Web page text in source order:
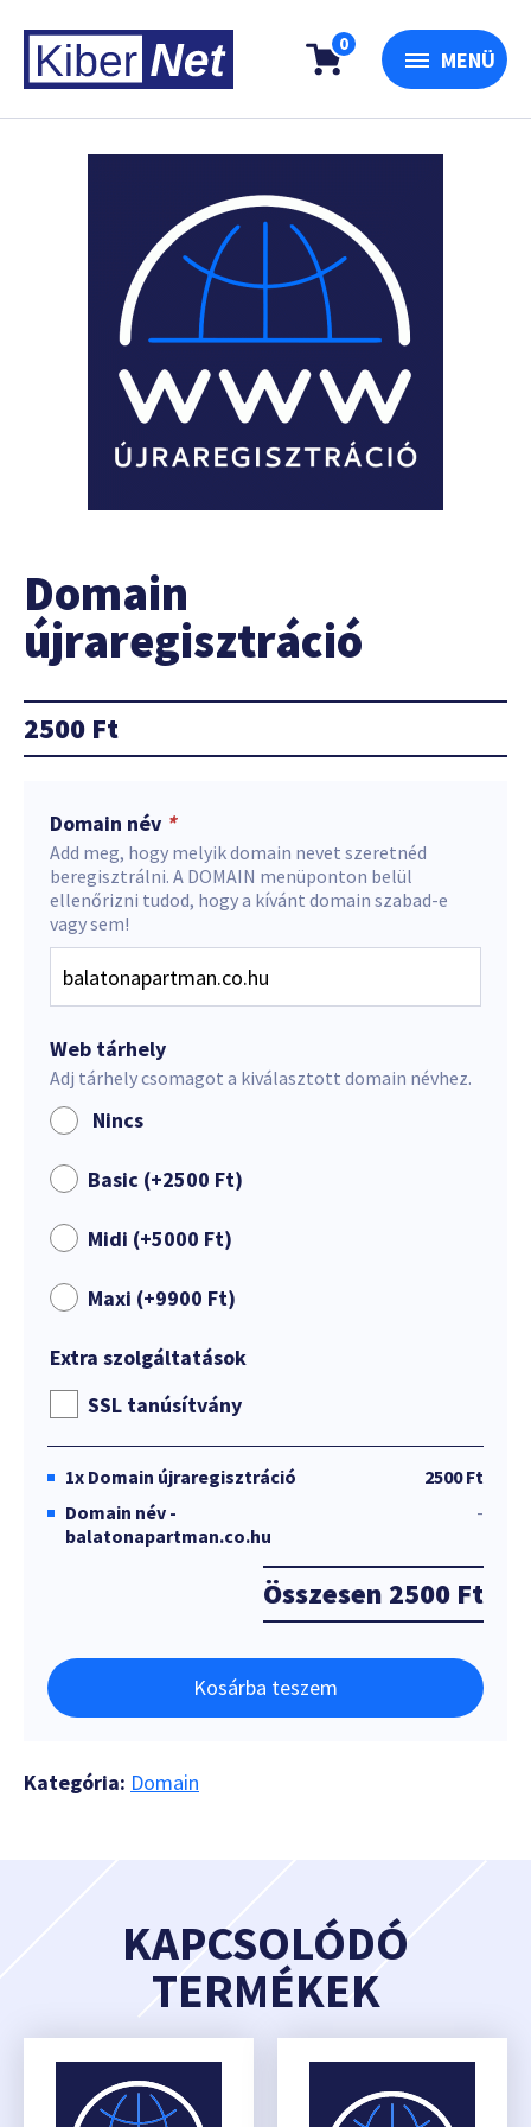
0
MENÜ
Domain
újraregisztráció
2500 Ft
Domain név *
Add meg, hogy melyik domain nevet szeretnéd
beregisztrálni. A DOMAIN menüponton belül
ellenőrizni tudod, hogy a kívánt domain szabad-e
vagy sem!
Web tárhely
Adj tárhely csomagot a kiválasztott domain névhez.
Nincs
Basic (+2500 Ft)
Midi (+5000 Ft)
Maxi (+9900 Ft)
Extra szolgáltatások
SSL tanúsítvány
1x Domain újraregisztráció
2500 Ft
Domain név -
balatonapartman.co.hu
-
Összesen 2500 Ft
Kosárba teszem
Kategória: Domain
KAPCSOLÓDÓ
TERMÉKEK